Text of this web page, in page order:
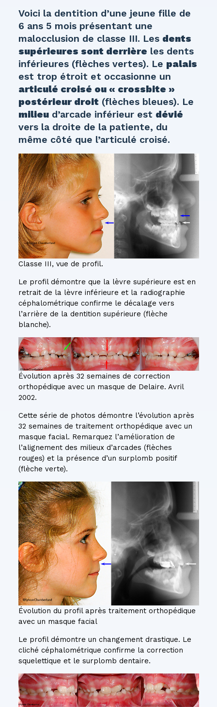
Voici la dentition d’une jeune fille de
6 ans 5 mois présentant une
malocclusion de classe III. Les dents
supérieures sont derrière les dents
inférieures (flèches vertes). Le palais
est trop étroit et occasionne un
articulé croisé ou « crossbite »
postérieur droit (flèches bleues). Le
milieud’arcade inférieur est dévié
vers la droite de la patiente, du
même côté que l’articulé croisé.
Classe III, vue de profil.
Le profil démontre que la lèvre supérieure est en
retrait de la lèvre inférieure et la radiographie
céphalométrique confirme le décalage vers
l’arrière de la dentition supérieure (flèche
blanche).
Évolution après 32 semaines de correction
orthopédique avec un masque de Delaire. Avril
2002.
Cette série de photos démontre l’évolution après
32 semaines de traitement orthopédique avec un
masque facial. Remarquez l’amélioration de
l’alignement des milieux d’arcades (flèches
rouges) et la présence d’un surplomb positif
(flèche verte).
Évolution du profil après traitement orthopédique
avec un masque facial
Le profil démontre un changement drastique. Le
cliché céphalométrique confirme la correction
squelettique et le surplomb dentaire.